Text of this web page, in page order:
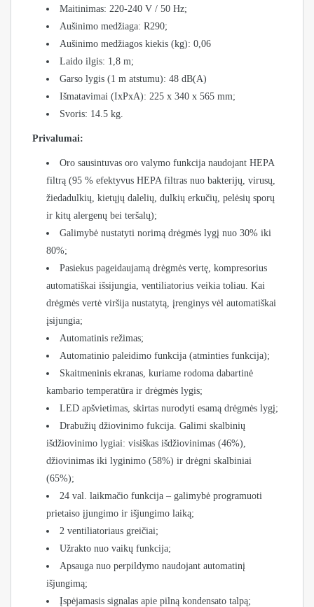
Maitinimas: 220-240 V / 50 Hz;
Aušinimo medžiaga: R290;
Aušinimo medžiagos kiekis (kg): 0,06
Laido ilgis: 1,8 m;
Garso lygis (1 m atstumu): 48 dB(A)
Išmatavimai (IxPxA): 225 x 340 x 565 mm;
Svoris: 14.5 kg.
Privalumai:
Oro sausintuvas oro valymo funkcija naudojant HEPA
filtrą (95 % efektyvus HEPA filtras nuo bakterijų, virusų,
žiedadulkių, kietųjų dalelių, dulkių erkučių, pelėsių sporų
ir kitų alergenų bei teršalų);
Galimybė nustatyti norimą drėgmės lygį nuo 30% iki
80%;
Pasiekus pageidaujamą drėgmės vertę, kompresorius
automatiškai išsijungia, ventiliatorius veikia toliau. Kai
drėgmės vertė viršija nustatytą, įrenginys vėl automatiškai
įsijungia;
Automatinis režimas;
Automatinio paleidimo funkcija (atminties funkcija);
Skaitmeninis ekranas, kuriame rodoma dabartinė
kambario temperatūra ir drėgmės lygis;
LED apšvietimas, skirtas nurodyti esamą drėgmės lygį;
Drabužių džiovinimo fukcija. Galimi skalbinių
išdžiovinimo lygiai: visiškas išdžiovinimas (46%),
džiovinimas iki lyginimo (58%) ir drėgni skalbiniai
(65%);
24 val. laikmačio funkcija – galimybė programuoti
prietaiso įjungimo ir išjungimo laiką;
2 ventiliatoriaus greičiai;
Užrakto nuo vaikų funkcija;
Apsauga nuo perpildymo naudojant automatinį
išjungimą;
Įspėjamasis signalas apie pilną kondensato talpą;